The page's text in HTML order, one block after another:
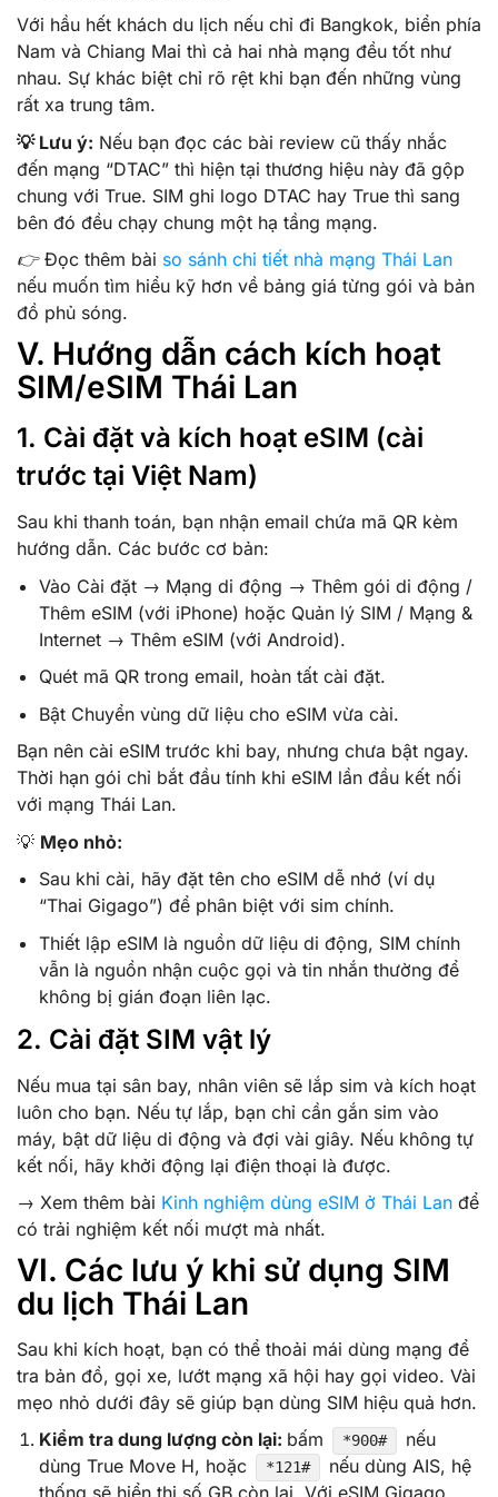
Với hầu hết khách du lịch nếu chỉ đi Bangkok, biển phía
Nam và Chiang Mai thì cả hai nhà mạng đều tốt như
nhau. Sự khác biệt chỉ rõ rệt khi bạn đến những vùng
rất xa trung tâm.
💡 Lưu ý: Nếu bạn đọc các bài review cũ thấy nhắc
đến mạng “DTAC” thì hiện tại thương hiệu này đã gộp
chung với True. SIM ghi logo DTAC hay True thì sang
bên đó đều chạy chung một hạ tầng mạng.
👉 Đọc thêm bài so sánh chi tiết nhà mạng Thái Lan
nếu muốn tìm hiểu kỹ hơn về bảng giá từng gói và bản
đồ phủ sóng.
V. Hướng dẫn cách kích hoạt
SIM/eSIM Thái Lan
1. Cài đặt và kích hoạt eSIM (cài
trước tại Việt Nam)
Sau khi thanh toán, bạn nhận email chứa mã QR kèm
hướng dẫn. Các bước cơ bản:
Vào Cài đặt → Mạng di động → Thêm gói di động /
Thêm eSIM (với iPhone) hoặc Quản lý SIM / Mạng &
Internet → Thêm eSIM (với Android).
Quét mã QR trong email, hoàn tất cài đặt.
Bật Chuyển vùng dữ liệu cho eSIM vừa cài.
Bạn nên cài eSIM trước khi bay, nhưng chưa bật ngay.
Thời hạn gói chỉ bắt đầu tính khi eSIM lần đầu kết nối
với mạng Thái Lan.
💡 Mẹo nhỏ:
Sau khi cài, hãy đặt tên cho eSIM dễ nhớ (ví dụ
“Thai Gigago”) để phân biệt với sim chính.
Thiết lập eSIM là nguồn dữ liệu di động, SIM chính
vẫn là nguồn nhận cuộc gọi và tin nhắn thường để
không bị gián đoạn liên lạc.
2. Cài đặt SIM vật lý
Nếu mua tại sân bay, nhân viên sẽ lắp sim và kích hoạt
luôn cho bạn. Nếu tự lắp, bạn chỉ cần gắn sim vào
máy, bật dữ liệu di động và đợi vài giây. Nếu không tự
kết nối, hãy khởi động lại điện thoại là được.
→ Xem thêm bài Kinh nghiệm dùng eSIM ở Thái Lan để
có trải nghiệm kết nối mượt mà nhất.
VI. Các lưu ý khi sử dụng SIM
du lịch Thái Lan
Sau khi kích hoạt, bạn có thể thoải mái dùng mạng để
tra bản đồ, gọi xe, lướt mạng xã hội hay gọi video. Vài
mẹo nhỏ dưới đây sẽ giúp bạn dùng SIM hiệu quả hơn.
Kiểm tra dung lượng còn lại: bấm *900#
nếu
dùng True Move H, hoặc
*121#
nếu dùng AIS, hệ